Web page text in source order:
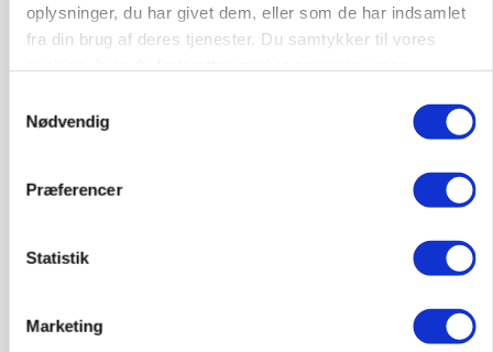
oplysninger, du har givet dem, eller som de har indsamlet
fra din brug af deres tjenester. Du samtykker til vores
Nødvendig
Præferencer
Statistik
Marketing
PLANTER